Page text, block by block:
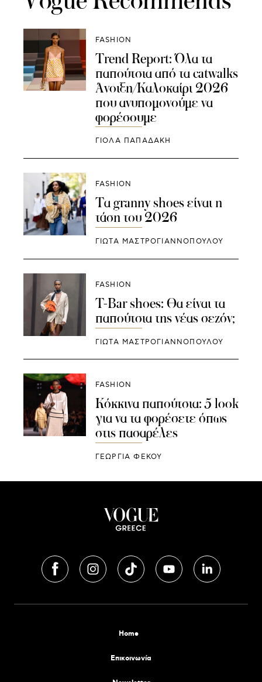
FASHION
Trend Report: Όλα τα
παπούτσια από τα catwalks
Άνοιξη/Καλοκαίρι 2026
που ανυπομονούμε να
φορέσουμε
ΓΙΌΛΑ ΠΑΠΑΔΆΚΗ
FASHION
Τα granny shoes είναι η
τάση του 2026
ΓΙΩΤΑ ΜΑΣΤΡΟΓΙΑΝΝΟΠΟΥΛΟΥ
FASHION
T-Bar shoes: Θα είναι τα
παπούτσια της νέας σεζόν;
ΓΙΩΤΑ ΜΑΣΤΡΟΓΙΑΝΝΟΠΟΥΛΟΥ
FASHION
Κόκκινα παπούτσια: 5 look
για να τα φορέσετε όπως
στις πασαρέλες
ΓΕΩΡΓΙΑ ΦΕΚΟΥ
Home
Επικοινωνία